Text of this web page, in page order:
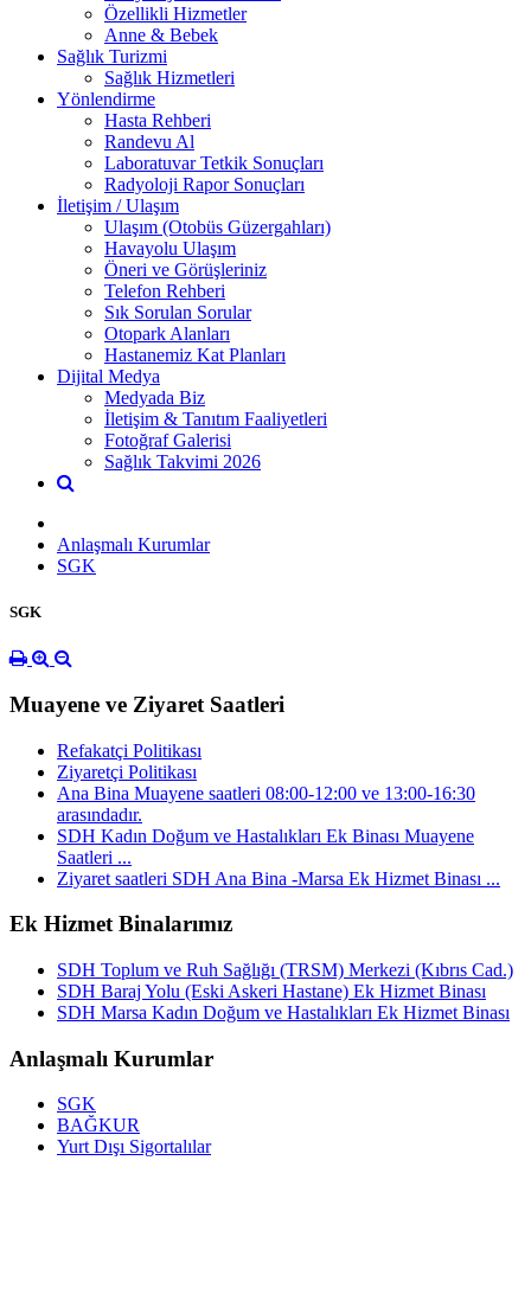
Özellikli Hizmetler
Anne & Bebek
Sağlık Turizmi
Sağlık Hizmetleri
Yönlendirme
Hasta Rehberi
Randevu Al
Laboratuvar Tetkik Sonuçları
Radyoloji Rapor Sonuçları
İletişim / Ulaşım
Ulaşım (Otobüs Güzergahları)
Havayolu Ulaşım
Öneri ve Görüşleriniz
Telefon Rehberi
Sık Sorulan Sorular
Otopark Alanları
Hastanemiz Kat Planları
Dijital Medya
Medyada Biz
İletişim & Tanıtım Faaliyetleri
Fotoğraf Galerisi
Sağlık Takvimi 2026
Anlaşmalı Kurumlar
SGK
SGK
Muayene ve Ziyaret Saatleri
Refakatçi Politikası
Ziyaretçi Politikası
Ana Bina Muayene saatleri 08:00-12:00 ve 13:00-16:30
arasındadır.
SDH Kadın Doğum ve Hastalıkları Ek Binası Muayene
Saatleri ...
Ziyaret saatleri SDH Ana Bina -Marsa Ek Hizmet Binası ...
Ek Hizmet Binalarımız
SDH Toplum ve Ruh Sağlığı (TRSM) Merkezi (Kıbrıs Cad.)
SDH Baraj Yolu (Eski Askeri Hastane) Ek Hizmet Binası
SDH Marsa Kadın Doğum ve Hastalıkları Ek Hizmet Binası
Anlaşmalı Kurumlar
SGK
BAĞKUR
Yurt Dışı Sigortalılar